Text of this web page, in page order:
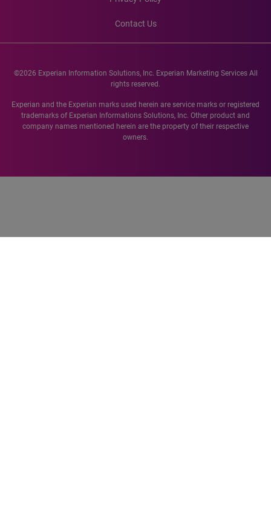
Contact Us
©2026 Experian Information Solutions, Inc. Experian Marketing Services All
rights reserved.
Experian and the Experian marks used herein are service marks or registered
trademarks of Experian Informations Solutions, Inc. Other product and
company names mentioned herein are the property of their respective
owners.